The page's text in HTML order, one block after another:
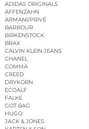
ADIDAS ORIGINALS
AFFENZAHN
ARMANI/PRIVÉ
BARBOUR
BIRKENSTOCK
BRAX
CALVIN KLEIN JEANS
CHANEL
COMMA
CREED
DRYKORN
ECOALF
FALKE
GOT BAG
HUGO
JACK & JONES